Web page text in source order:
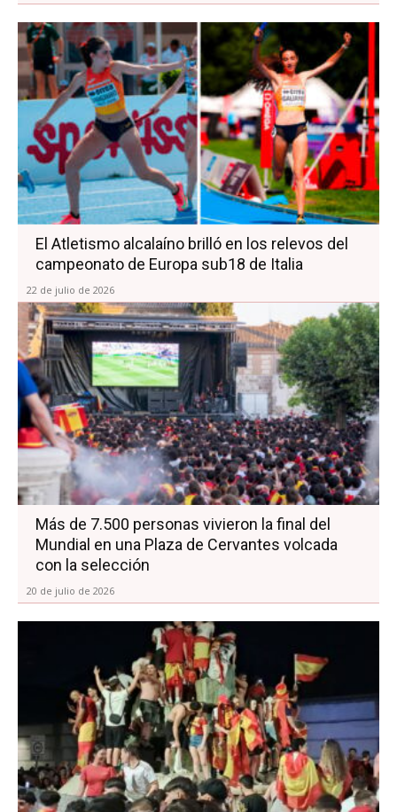
El Atletismo alcalaíno brilló en los relevos del
campeonato de Europa sub18 de Italia
22 de julio de 2026
Más de 7.500 personas vivieron la final del
Mundial en una Plaza de Cervantes volcada
con la selección
20 de julio de 2026